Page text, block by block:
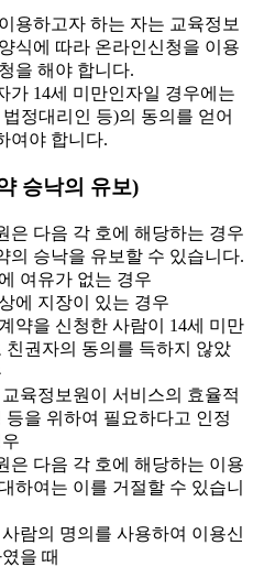
용하고자 하는 자는 교육정보
식에 따라 온라인신청을 이용
을 해야 합니다.
14세 미만인자일 경우에는
정대리인 등)의 동의를 얻어
여야 합니다.
승낙의 유보)
다음 각 호에 해당하는 경우
의 승낙을 유보할 수 있습니다.
여유가 없는 경우
에 지장이 있는 경우
약을 신청한 사람이 14세 미만
친권자의 동의를 득하지 않았
육정보원이 서비스의 효율적
등을 위하여 필요하다고 인정
다음 각 호에 해당하는 이용
하여는 이를 거절할 수 있습니
사람의 명의를 사용하여 이용신
을 때